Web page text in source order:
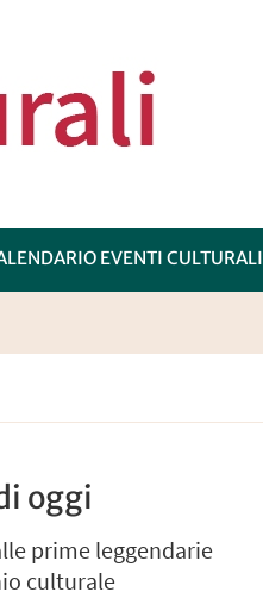
EVENTI CULTURALI
oggi
prime leggendarie
culturale